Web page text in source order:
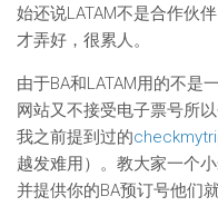
始还说LATAM不是合作伙
才弄好，很累人。
由于BA和LATAM用的不是
网站又不接受电子票号所
我之前提到过的
越发难用）。教大家一个
并提供你的BA预订号他们